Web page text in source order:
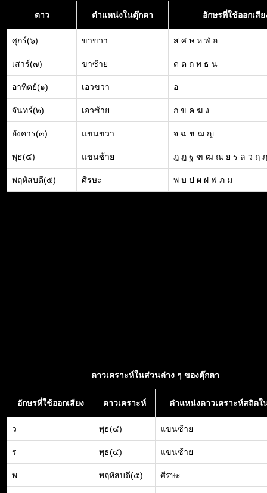
ดาว ตำแหน่งในตุ๊กตา อักษรที่ใช้ออกเสีย
ศุกร์(๖) ขาขวา ส ศ ษ ห ฬ ฮ
เสาร์(๗) ขาซ้าย ด ต ถ ท ธ น
อาทิตย์(๑) เอวขวา อ
จันทร์(๒) เอวซ้าย ก ข ค ฆ ง
อังคาร(๓) แขนขวา จ ฉ ช ฌ ญ
พุธ(๔) แขนซ้าย ฎ ฏ ฐ ฑ ฒ ณ ย ร ล ว ฤ ฦ
พฤหัสบดี(๕) ศีรษะ พ บ ป ผ ฝ ฟ ภ ม
ดาวเคราะห์ในส่วนต่าง ๆ ของตุ๊กตา
อักษรที่ใช้ออกเสียง ดาวเคราะห์ ตำแหน่งดาวเคราะห์สถิตใ
ว พุธ(๔) แขนซ้าย
ร พุธ(๔) แขนซ้าย
พ พฤหัสบดี(๕) ศีรษะ